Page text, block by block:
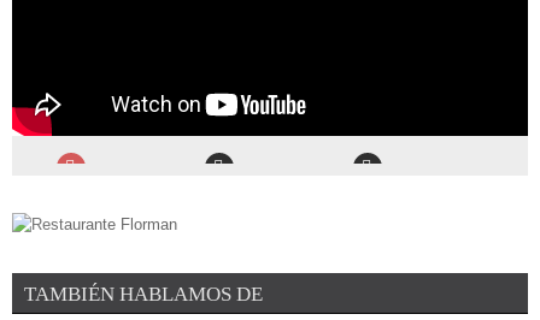
TAMBIÉN HABLAMOS DE